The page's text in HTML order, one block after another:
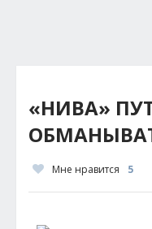
«НИВА»
Мне нравится 5